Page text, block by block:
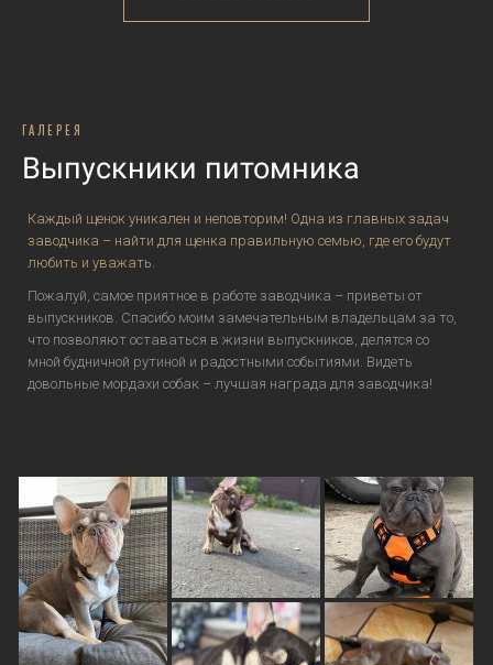
ГАЛЕРЕЯ
Выпускники питомника
Каждый щенок уникален и неповторим! Одна из главных задач
заводчика – найти для щенка правильную семью, где его будут
любить и уважать.
Пожалуй, самое приятное в работе заводчика – приветы от
выпускников. Спасибо моим замечательным владельцам за то,
что позволяют оставаться в жизни выпускников, делятся со
мной будничной рутиной и радостными событиями. Видеть
довольные мордахи собак – лучшая награда для заводчика!